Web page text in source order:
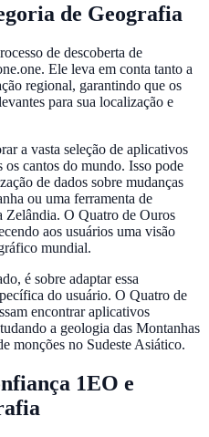
de Geografia
de descoberta de
Ele leva em conta tanto a
regional, garantindo que os
para sua localização e
a vasta seleção de aplicativos
cantos do mundo. Isso pode
de dados sobre mudanças
ou uma ferramenta de
Zelândia. O Quatro de Ouros
aos usuários uma visão
mundial.
é sobre adaptar essa
do usuário. O Quatro de
encontrar aplicativos
a geologia das Montanhas
monções no Sudeste Asiático.
1EO e